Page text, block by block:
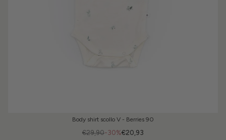
Body shirt scollo V - Berries 90
-30%
€29,90 €20,93